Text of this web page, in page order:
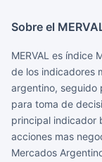
Sobre el
MERVAL es índice
de los indicadores
argentino, seguido
para toma de
principal indicador
acciones mas
Mercados